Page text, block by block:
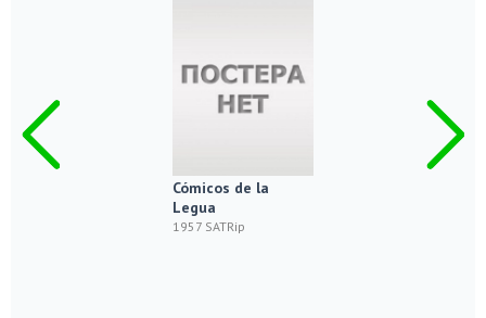
Cómicos de la
Legua
1957 SATRip